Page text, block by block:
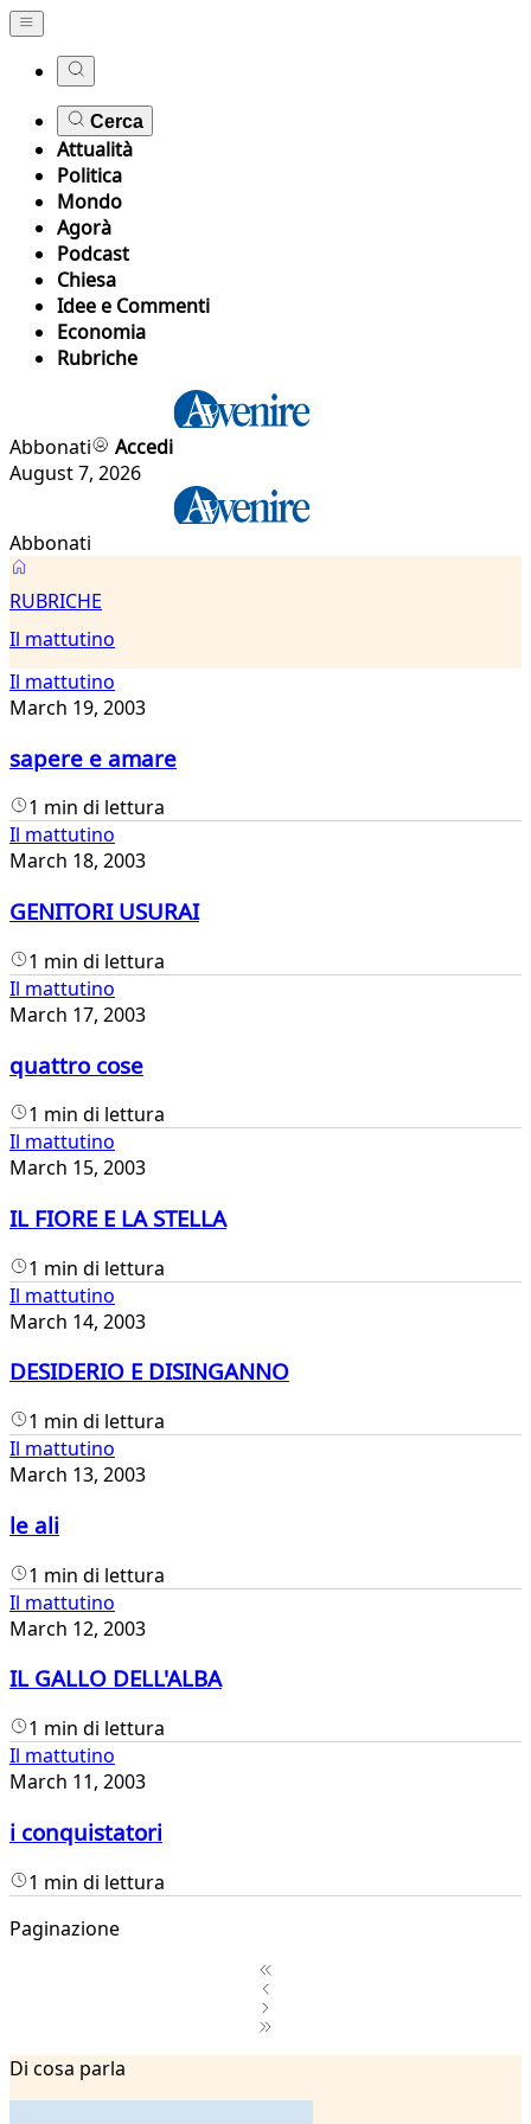
Cerca
Attualità
Politica
Mondo
Agorà
Podcast
Chiesa
Idee e Commenti
Economia
Rubriche
Abbonati
Accedi
August 7, 2026
Abbonati
Il
mattutino
RUBRICHE
Il mattutino
Il mattutino
March 19, 2003
sapere e amare
1 min di lettura
Il mattutino
March 18, 2003
GENITORI USURAI
1 min di lettura
Il mattutino
March 17, 2003
quattro cose
1 min di lettura
Il mattutino
March 15, 2003
IL FIORE E LA STELLA
1 min di lettura
Il mattutino
March 14, 2003
DESIDERIO E DISINGANNO
1 min di lettura
Il mattutino
March 13, 2003
le ali
1 min di lettura
Il mattutino
March 12, 2003
IL GALLO DELL'ALBA
1 min di lettura
Il mattutino
March 11, 2003
i conquistatori
1 min di lettura
Paginazione
2
...
Di cosa parla